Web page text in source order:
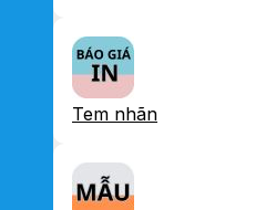
Tem nhãn